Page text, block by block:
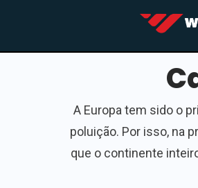
A Europa tem sido o
poluição. Por isso, na
que o continente